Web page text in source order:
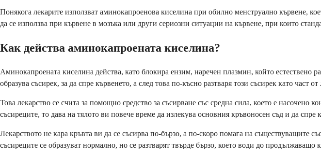
Понякога лекарите използват аминокапроенова киселина при обилно менструално кървене,
да се използва при кървене в мозъка или други сериозни ситуации на кървене, при които
Как действа аминокапроената киселина?
Аминокапроената киселина действа, като блокира ензим, наречен плазмин, който естествено
образува съсирек, за да спре кървенето, а след това по-късно разтваря този съсирек като част
Това лекарство се счита за помощно средство за съсирване със средна сила, което е насочено
съсиреците, то дава на тялото ви повече време да излекува основния кръвоносен съд и да спре
Лекарството не кара кръвта ви да се съсирва по-бързо, а по-скоро помага на съществуващите
съсиреците се образуват нормално, но се разтварят твърде бързо, което води до продължаващо